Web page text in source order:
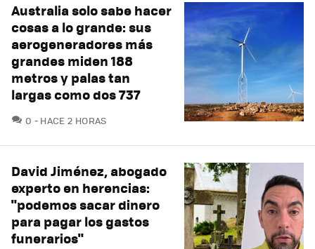
Australia solo sabe hacer
cosas a lo grande: sus
aerogeneradores más
grandes miden 188
metros y palas tan
largas como dos 737
0 COMENTARIOS
HACE 2 HORAS
David Jiménez, abogado
experto en herencias:
"podemos sacar dinero
para pagar los gastos
funerarios"